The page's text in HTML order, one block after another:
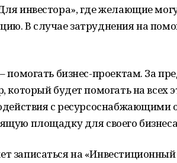
инвестора», где желающие
В случае затруднения на
помогать бизнес-проектам. За
который будет помогать на всех
с ресурсоснабжающими
площадку для своего
записаться на «Инвестиционный